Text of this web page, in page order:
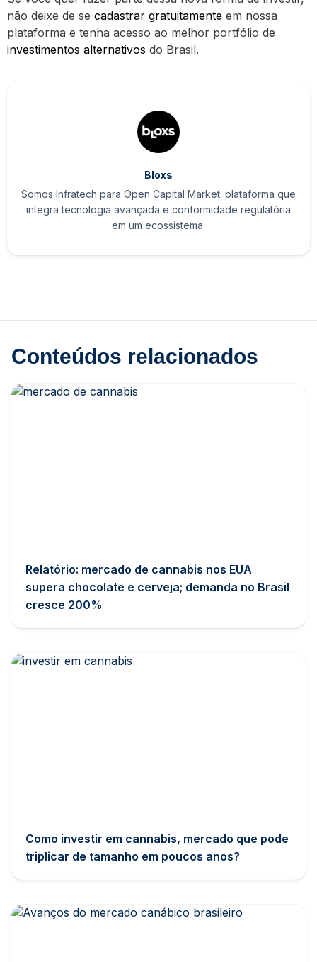
não deixe de se cadastrar gratuitamente em nossa
plataforma e tenha acesso ao melhor portfólio de
investimentos alternativos do Brasil.
Bloxs
Somos Infratech para Open Capital Market: plataforma que
integra tecnologia avançada e conformidade regulatória
em um ecossistema.
Conteúdos relacionados
Relatório: mercado de cannabis nos EUA
supera chocolate e cerveja; demanda no Brasil
cresce 200%
Como investir em cannabis, mercado que pode
triplicar de tamanho em poucos anos?